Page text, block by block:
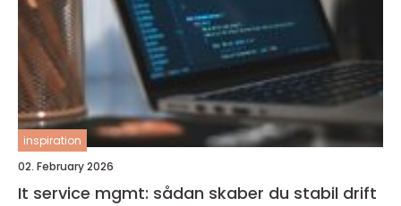
inspiration
02. February 2026
It service mgmt: sådan skaber du stabil drift